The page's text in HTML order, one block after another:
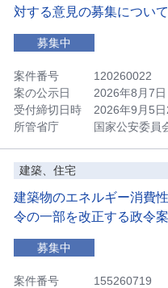
対する意見の募集について
募集中
案件番号
120260022
案の公示日
2026年8月7日
受付締切日時
2026年9月5
所管省庁
国家公安委員
建築、住宅
建築物のエネルギー消費
令の一部を改正する政令
募集中
案件番号
155260719